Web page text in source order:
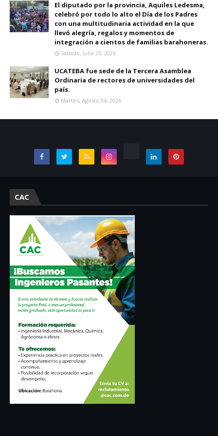
El diputado por la provincia, Aquiles Ledesma,
celebró por todo lo alto el Día de los Padres
con una multitudinaria actividad en la que
llevó alegría, regalos y momentos de
integración a cientos de familias barahoneras.
Sábado, Julio 25, 2026
UCATEBA fue sede de la Tercera Asamblea
Ordinaria de rectores de universidades del
país.
Martes, Agosto 04, 2026
CAC